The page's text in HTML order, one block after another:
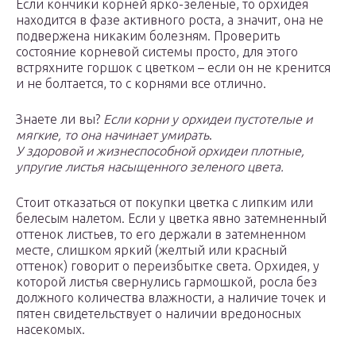
Если кончики корней ярко-зеленые, то орхидея
находится в фазе активного роста, а значит, она не
подвержена никаким болезням. Проверить
состояние корневой системы просто, для этого
встряхните горшок с цветком – если он не кренится
и не болтается, то с корнями все отлично.
Знаете ли вы? Если корни у орхидеи пустотелые и
мягкие, то она начинает умирать.
У здоровой и жизнеспособной орхидеи плотные,
упругие листья насыщенного зеленого цвета.
Стоит отказаться от покупки цветка с липким или
белесым налетом. Если у цветка явно затемненный
оттенок листьев, то его держали в затемненном
месте, слишком яркий (желтый или красный
оттенок) говорит о переизбытке света. Орхидея, у
которой листья свернулись гармошкой, росла без
должного количества влажности, а наличие точек и
пятен свидетельствует о наличии вредоносных
насекомых.